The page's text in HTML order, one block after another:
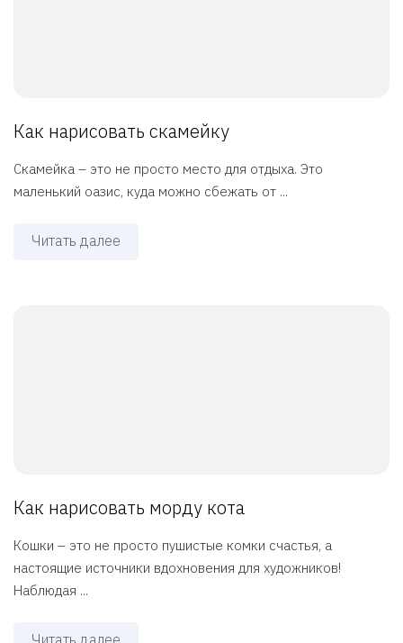
Как нарисовать скамейку
Скамейка – это не просто место для отдыха. Это
маленький оазис, куда можно сбежать от ...
Читать далее
Как нарисовать морду кота
Кошки – это не просто пушистые комки счастья, а
настоящие источники вдохновения для художников!
Наблюдая ...